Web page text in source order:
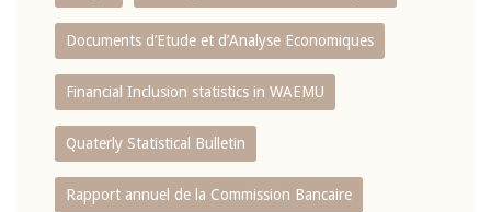
Documents d’Etude et d’Analyse Economiques
Financial Inclusion statistics in WAEMU
Quaterly Statistical Bulletin
Rapport annuel de la Commission Bancaire